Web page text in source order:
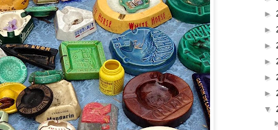
►
►
►
►
►
►
▼